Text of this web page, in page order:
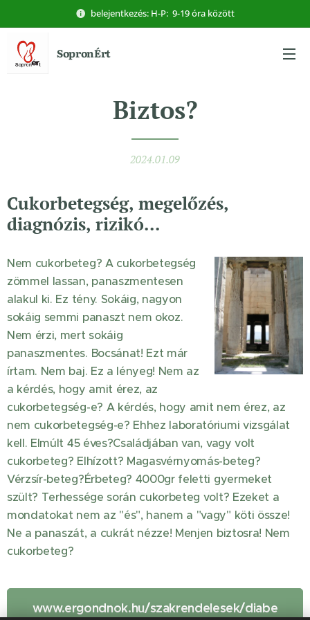
belejentkezés: H-P: 9-19 óra között
SopronÉrt
Biztos?
2024.01.09
Cukorbetegség, megelőzés,
diagnózis, rizikó...
Nem cukorbeteg? A cukorbetegség
zömmel lassan, panaszmentesen
alakul ki. Ez tény. Sokáig, nagyon
sokáig semmi panaszt nem okoz.
Nem érzi, mert sokáig
panaszmentes. Bocsánat! Ezt már
írtam. Nem baj. Ez a lényeg! Nem az
a kérdés, hogy amit érez, az
cukorbetegség-e? A kérdés, hogy amit nem érez, az
nem cukorbetegség-e? Ehhez laboratóriumi vizsgálat
kell. Elmúlt 45 éves?Családjában van, vagy volt
cukorbeteg? Elhízott? Magasvérnyomás-beteg?
Vérzsír-beteg?Érbeteg? 4000gr feletti gyermeket
szült? Terhessége során cukorbeteg volt? Ezeket a
mondatokat nem az "és", hanem a "vagy" köti össze!
Ne a panaszát, a cukrát nézze! Menjen biztosra! Nem
cukorbeteg?
www.ergondnok.hu/szakrendelesek/diabe